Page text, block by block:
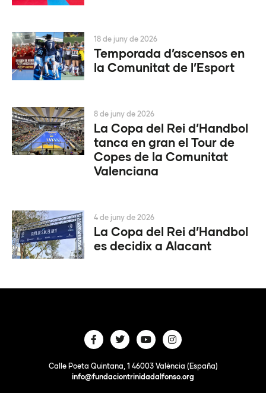
Temporada d’ascensos en
la Comunitat de l’Esport
18 de juny de 2026
La Copa del Rei d’Handbol
tanca en gran el Tour de
Copes de la Comunitat
Valenciana
8 de juny de 2026
La Copa del Rei d’Handbol
es decidix a Alacant
4 de juny de 2026
Calle Poeta Quintana, 1 46003 València (España)
info@fundaciontrinidadalfonso.org